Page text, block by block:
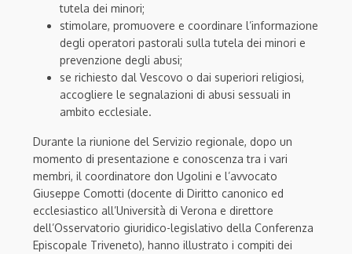
tutela dei minori;
stimolare, promuovere e coordinare l’informazione
degli operatori pastorali sulla tutela dei minori e
prevenzione degli abusi;
se richiesto dal Vescovo o dai superiori religiosi,
accogliere le segnalazioni di abusi sessuali in
ambito ecclesiale.
Durante la riunione del Servizio regionale, dopo un
momento di presentazione e conoscenza tra i vari
membri, il coordinatore don Ugolini e l’avvocato
Giuseppe Comotti (docente di Diritto canonico ed
ecclesiastico all’Università di Verona e direttore
dell’Osservatorio giuridico-legislativo della Conferenza
Episcopale Triveneto), hanno illustrato i compiti dei